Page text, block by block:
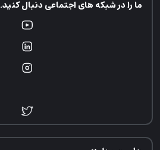
ما را در شبکه های اجتماعی دنبال کنید.